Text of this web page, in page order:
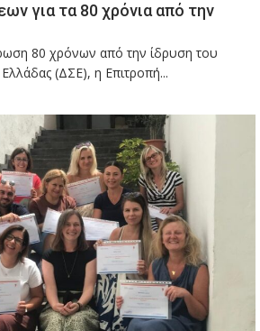
για τα 80 χρόνια από την
80 χρόνων από την ίδρυση του
(ΔΣΕ), η Επιτροπή...